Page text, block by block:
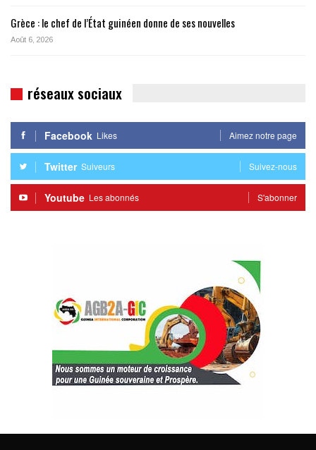
Grèce : le chef de l’État guinéen donne de ses nouvelles
Août 6, 2026
réseaux sociaux
Facebook Likes Aimez notre page
Twitter Suiveurs Suivez-nous
Youtube Les abonnés S'abonner